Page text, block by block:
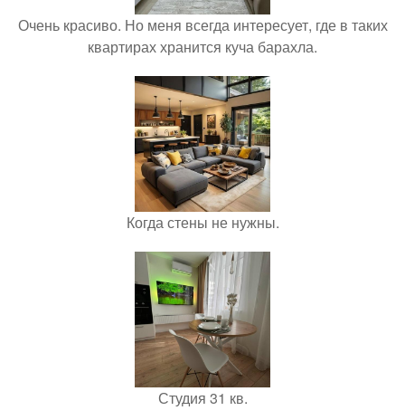
Очень красиво. Но меня всегда интересует, где в таких
квартирах хранится куча барахла.
Когда стены не нужны.
Студия 31 кв.